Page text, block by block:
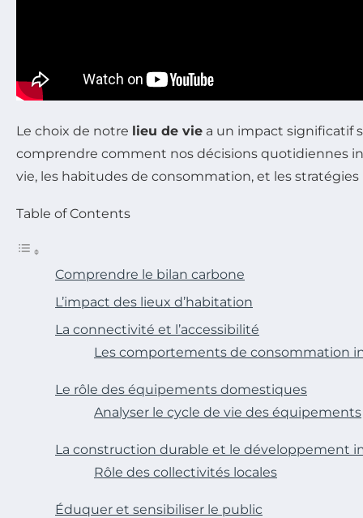
Le choix de notre lieu de vie a un impact significatif
comprendre comment nos décisions quotidiennes
vie, les habitudes de consommation, et les
Table of Contents
Comprendre le bilan carbone
L’impact des lieux d’habitation
La connectivité et l’accessibilité
Les comportements de consommation
Le rôle des équipements domestiques
Analyser le cycle de vie des équipements
La construction durable et le développement
Rôle des collectivités locales
Éduquer et sensibiliser le public